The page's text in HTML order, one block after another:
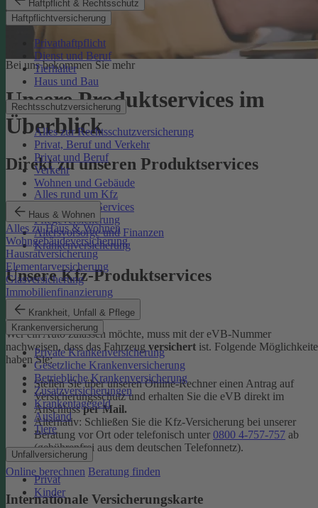
Haftpflicht & Rechtsschutz
Haftpflichtversicherung
Privathaftpflicht
Dienst und Beruf
Tierhalter
Haus und Bau
Rechtsschutzversicherung
Alles zur Rechtsschutzversicherung
Privat, Beruf und Verkehr
Privat und Beruf
Verkehr
Wohnen und Gebäude
Haus & Wohnen
Alles zu Haus & Wohnen
Wohngebäudeversicherung
Hausratversicherung
Elementarversicherung
Glasversicherung
Immobilienfinanzierung
Krankheit, Unfall & Pflege
Krankenversicherung
Private Krankenversicherung
Gesetzliche Krankenversicherung
Betriebliche Krankenversicherung
Zusatzversicherungen
Krankentagegeld
Ausland
Tiere
Unfallversicherung
Privat
Kinder
Bei uns bekommen Sie mehr
Unsere Produktservices im
Überblick
Direkt zu unseren Produktservices
Alles rund um Kfz
Rechtsschutz-Services
Pflegeversicherung
Altersvorsorge und Finanzen
Krankenversicherung
Unsere Kfz-Produktservices
eVB-Nummer
Wer ein Auto zulassen möchte, muss mit der eVB-Nummer
nachweisen, dass das Fahrzeug versichert ist. Folgende
haben Sie:
Stellen Sie über unseren Online-Rechner einen Antrag auf
Versicherungsschutz und erhalten Sie die eVB direkt im
Anschlussper Mail.
Alternativ: Schließen Sie die Kfz-​Versicherung bei unserer
Beratung vor Ort oder telefonisch unter 0800 4-​757-757 ab
(gebührenfrei aus dem deutschen Telefonnetz).
Online berechnen Beratung finden
Internationale Versicherungskarte